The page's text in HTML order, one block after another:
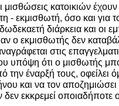
κατοικιών έχουν
- εκμισθωτή, όσο και για
διάρκεια και οι
ο εκμισθωτής δεν
στις
υπόψη ότι ο μισθωτής
την έναρξή τους, οφείλει
και να τον
εκκρεμεί οποιαδήποτε